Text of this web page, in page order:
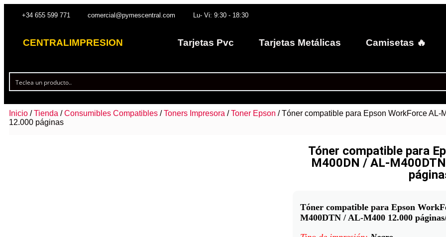
+34 655 599 771 comercial@pymescentral.com Lu- Vi: 9:30 - 18:30
CENTRALIMPRESION Tarjetas Pvc Tarjetas Metálicas Camisetas 🔥
Inicio /Tienda /Consumibles Compatibles /Toners Impresora /Toner Epson / Tóner compatible para Epson WorkForce AL-
12.000 páginas
Tóner compatible para
M400DN / AL-
Tóner compatible para Epson
M400DTN / AL-M400 12.000